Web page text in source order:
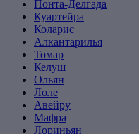
Понта-Делгада
Куартейра
Коларис
Алкантарилья
Томар
Келуш
Ольян
Лоле
Авейру
Мафра
Лориньян